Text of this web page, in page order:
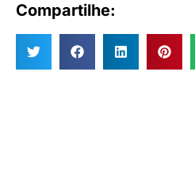
Compartilhe: